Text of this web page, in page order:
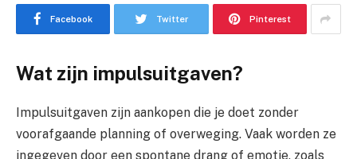
Facebook Twitter Pinterest
Wat zijn impulsuitgaven?
Impulsuitgaven zijn aankopen die je doet zonder
voorafgaande planning of overweging. Vaak worden ze
ingegeven door een spontane drang of emotie, zoals